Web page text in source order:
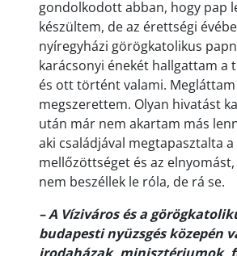
gondolkodott abban, hogy pap
készültem, de az érettségi
nyíregyházi görögkatolikus
karácsonyi énekét hallgattam a
és ott történt valami. Megláttam
megszerettem. Olyan hivatást
után már nem akartam más
aki családjával megtapasztalta a
mellőzöttséget és az
nem beszéllek le róla, de rá se.
– A Víziváros és a
budapesti nyüzsgés közepén